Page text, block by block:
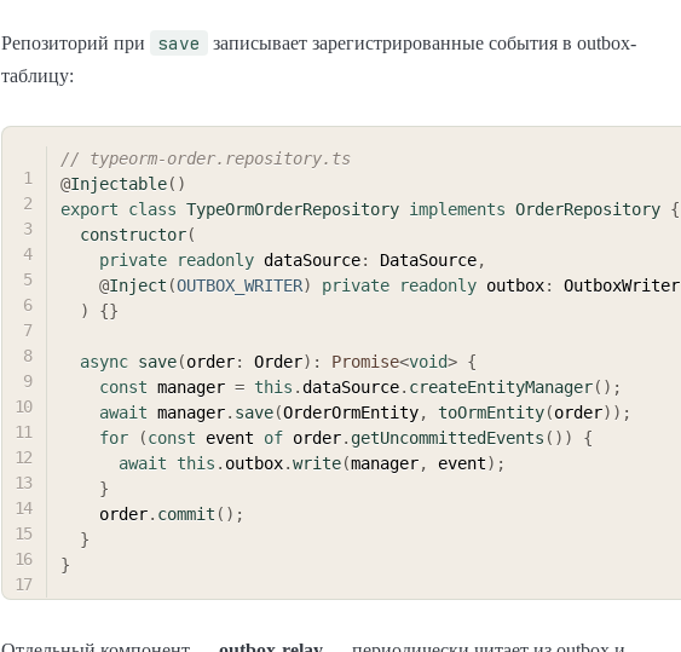
Репозиторий при save
записывает зарегистрированные события в outbox-
таблицу:
// typeorm-order.repository.ts
@Injectable( )
export
class TypeOrmOrderRepository implements OrderRepository {
constructor(
private
readonly dataSource: DataSource,
@Inject (OUTBOX_WRITER) private readonly outbox: OutboxWriter
)
{}
async save(order: Order) : Promise<void> {
const manager = this .dataSource. createEntityManager( ) ;
await manager. save(OrderOrmEntity, toOrmEntity(order) ) ;
for
(const event of order. getUncommittedEvents ( ) )
{
await
this . outbox.write(manager, event) ;
}
    order
. commit ( ) ;
}
}